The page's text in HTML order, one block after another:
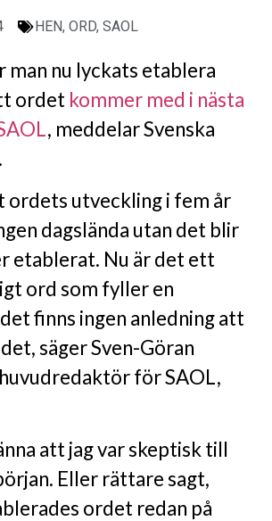
HEN, ORD, SAOL
man nu lyckats etablera
ordet kommer med i nästa
, meddelar Svenska
ordets utveckling i fem år
dagslända utan det blir
etablerat. Nu är det ett
ord som fyller en
finns ingen anledning att
säger Sven-Göran
för SAOL,
att jag var skeptisk till
Eller rättare sagt,
ordet redan på